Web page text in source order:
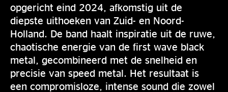
opgericht eind 2024, afkomstig uit de
diepste uithoeken van Zuid- en Noord-
Holland. De band haalt inspiratie uit de ruwe,
chaotische energie van de first wave black
metal, gecombineerd met de snelheid en
precisie van speed metal. Het resultaat is
een compromisloze, intense sound die zowel